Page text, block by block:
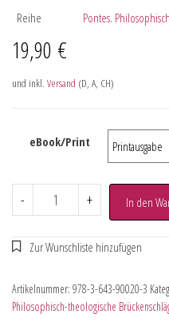
Reihe
Pontes.
19,90 €
und inkl. Versand (D, A, CH)
eBook/Print
- + In den
Artikelnummer: 978-3-643-90020-3
Philosophisch-theologische